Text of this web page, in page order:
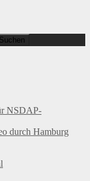
NSDAP-
durch Hamburg